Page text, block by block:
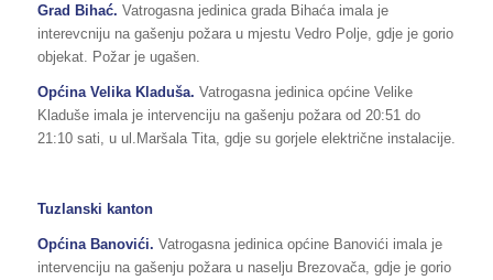
Grad Bihać. Vatrogasna jedinica grada Bihaća imala je
interevcniju na gašenju požara u mjestu Vedro Polje, gdje je gorio
objekat. Požar je ugašen.
Općina Velika Kladuša. Vatrogasna jedinica općine Velike
Kladuše imala je intervenciju na gašenju požara od 20:51 do
21:10 sati, u ul.Maršala Tita, gdje su gorjele električne instalacije.
Tuzlanski kanton
Općina Banovići. Vatrogasna jedinica općine Banovići imala je
intervenciju na gašenju požara u naselju Brezovača, gdje je gorio